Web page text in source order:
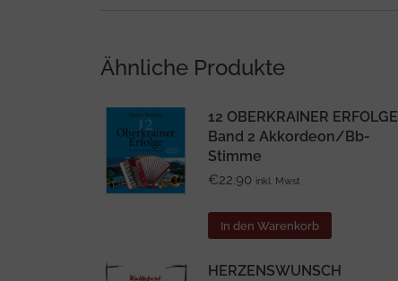
Ähnliche Produkte
12 OBERKRAINER ERFOLGE
Band 2 Akkordeon/Bb-
Stimme
€22.90 inkl. Mwst
In den Warenkorb
HERZENSWUNSCH